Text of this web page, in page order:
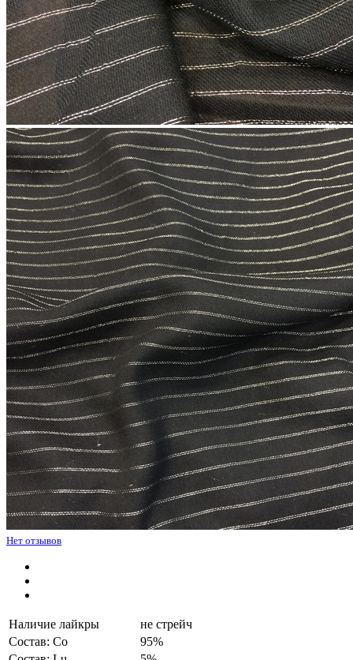
Нет отзывов
Наличие лайкры
не стрейч
Состав: Co
95%